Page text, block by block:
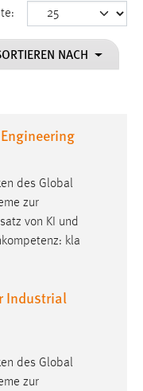
NACH
des Global
zur
von KI und
kla
Industrial
des Global
zur
Einverständnis-